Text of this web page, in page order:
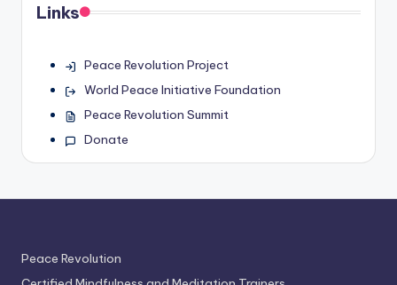
Links
Peace Revolution Project
World Peace Initiative Foundation
Peace Revolution Summit
Donate
Peace Revolution